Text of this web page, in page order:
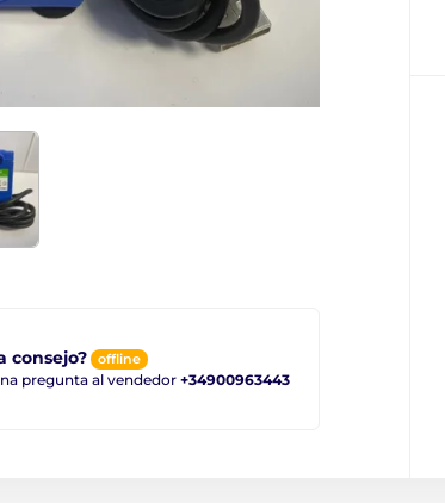
consejo? offline
pregunta al vendedor +34900963443